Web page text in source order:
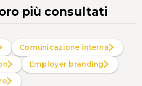
più consultati
Comunicazione interna
Employer branding